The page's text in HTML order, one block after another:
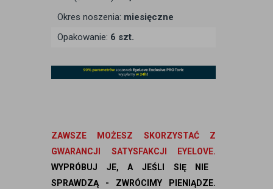
Okres noszenia: miesięczne
Opakowanie: 6 szt.
ZAWSZE MOŻESZ SKORZYSTAĆ Z
GWARANCJI SATYSFAKCJI EYELOVE.
WYPRÓBUJ JE, A JEŚLI SIĘ NIE
SPRAWDZĄ - ZWRÓCIMY PIENIĄDZE.